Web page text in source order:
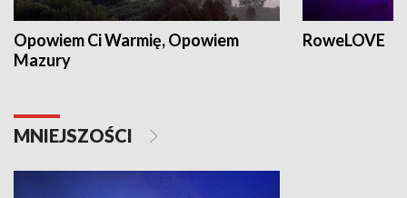
Opowiem Ci Warmię, Opowiem
Mazury
RoweLOVE
MNIEJSZOŚCI